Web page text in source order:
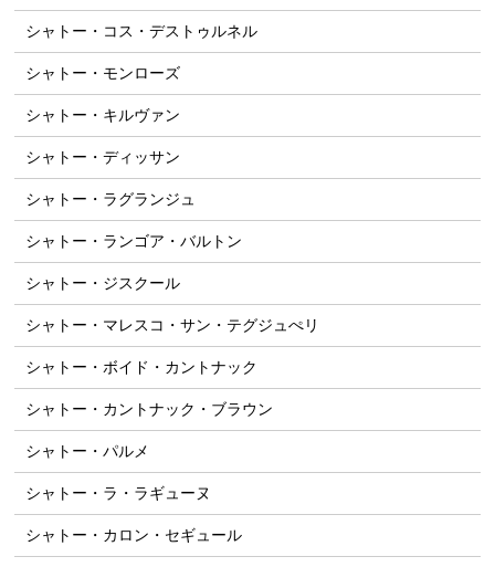
シャトー・コス・デストゥルネル
シャトー・モンローズ
シャトー・キルヴァン
シャトー・ディッサン
シャトー・ラグランジュ
シャトー・ランゴア・バルトン
シャトー・ジスクール
シャトー・マレスコ・サン・テグジュぺリ
シャトー・ボイド・カントナック
シャトー・カントナック・ブラウン
シャトー・パルメ
シャトー・ラ・ラギューヌ
シャトー・カロン・セギュール